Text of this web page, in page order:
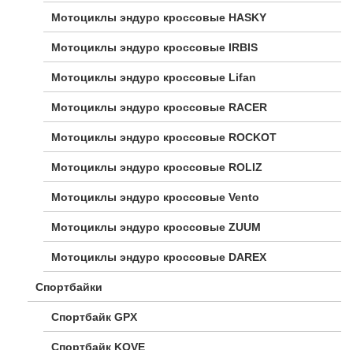
Мотоциклы эндуро кроссовые HASKY
Мотоциклы эндуро кроссовые IRBIS
Мотоциклы эндуро кроссовые Lifan
Мотоциклы эндуро кроссовые RACER
Мотоциклы эндуро кроссовые ROCKOT
Мотоциклы эндуро кроссовые ROLIZ
Мотоциклы эндуро кроссовые Vento
Мотоциклы эндуро кроссовые ZUUM
Мотоциклы эндуро кроссовые DAREX
Спортбайки
Спортбайк GPX
Спортбайк KOVE